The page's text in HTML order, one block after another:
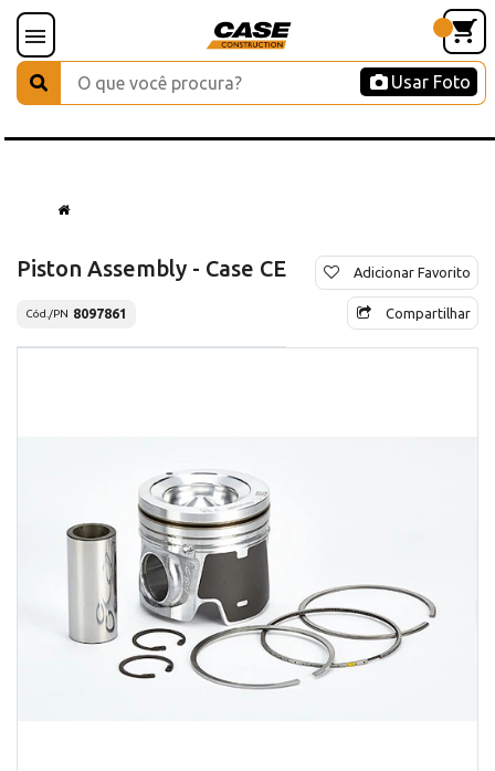
Usar Foto
Piston Assembly - Case CE
Cód./PN 8097861
Adicionar Favorito
Compartilhar